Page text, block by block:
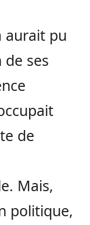
aurait pu
ses
de
Mais,
politique,